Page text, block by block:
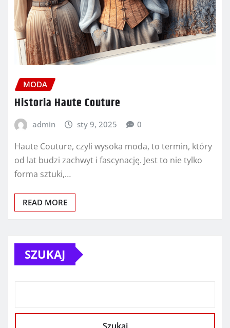
MODA
Historia Haute Couture
admin sty 9, 2025 0
Haute Couture, czyli wysoka moda, to termin, który
od lat budzi zachwyt i fascynację. Jest to nie tylko
forma sztuki,…
READ MORE
SZUKAJ